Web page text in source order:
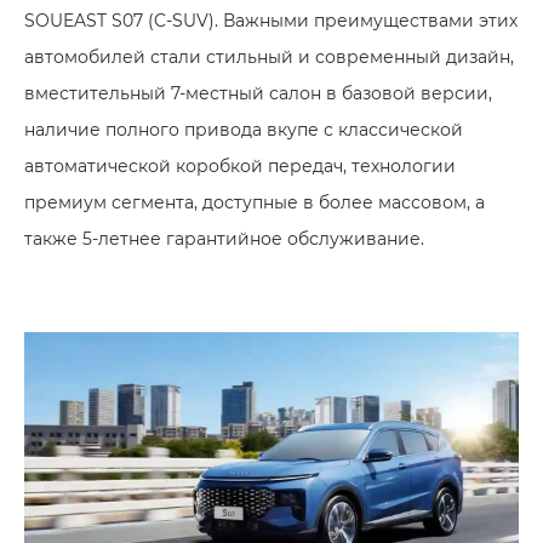
SOUEAST S07 (C-SUV). Важными преимуществами этих
автомобилей стали стильный и современный дизайн,
вместительный 7-местный салон в базовой версии,
наличие полного привода вкупе с классической
автоматической коробкой передач, технологии
премиум сегмента, доступные в более массовом, а
также 5-летнее гарантийное обслуживание.